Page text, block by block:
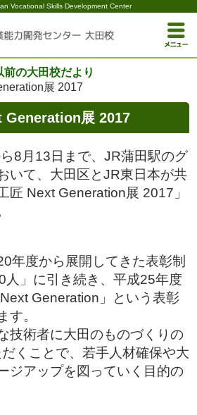
Vocational Skills Development Center
前の大田校だより
展 2017
Generation展 2017
8月13日まで、JR蒲田駅のグ
いて、大田区とJR東日本が共
匠 Next Generation展 2017」
年度から展開してきた表彰制
人」に引き続き、平成25年度
Generation」という表彰
す。
技術者に大田のものづくりの
くことで、若手人材確保や大
ジアップを図っていく目的の